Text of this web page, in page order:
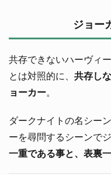
ジョー
共存できないハーヴィ
とは対照的に、 共存し
ョーカー。
ダークナイトの名シー
ーを尋問するシーンで
一重である事と、表裏